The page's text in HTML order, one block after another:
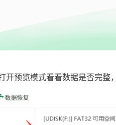
开预览模式看看数据是否完整